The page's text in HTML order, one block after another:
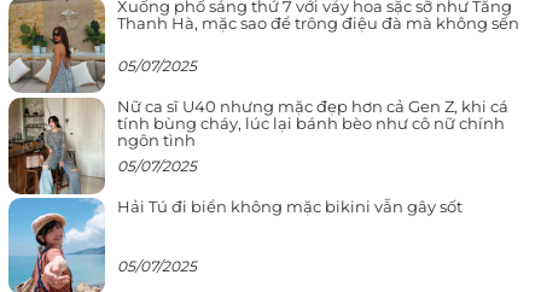
Xuống phố sáng thứ 7 với váy hoa sặc sỡ như Tăng
Thanh Hà, mặc sao để trông điệu đà mà không sến
05/07/2025
Nữ ca sĩ U40 nhưng mặc đẹp hơn cả Gen Z, khi cá
tính bùng cháy, lúc lại bánh bèo như cô nữ chính
ngôn tình
05/07/2025
Hải Tú đi biển không mặc bikini vẫn gây sốt
05/07/2025